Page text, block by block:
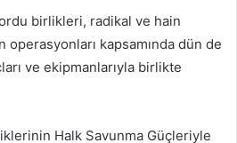
birlikleri, radikal ve hain
operasyonları kapsamında dün de
ve ekipmanlarıyla birlikte
Halk Savunma Güçleriyle